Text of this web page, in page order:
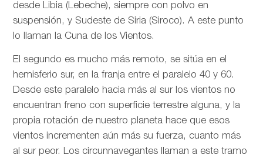
desde Libia (Lebeche), siempre con polvo en
suspensión, y Sudeste de Siria (Siroco). A este punto
lo llaman la Cuna de los Vientos.
El segundo es mucho más remoto, se sitúa en el
hemisferio sur, en la franja entre el paralelo 40 y 60.
Desde este paralelo hacia más al sur los vientos no
encuentran freno con superficie terrestre alguna, y la
propia rotación de nuestro planeta hace que esos
vientos incrementen aún más su fuerza, cuanto más
al sur peor. Los circunnavegantes llaman a este tramo